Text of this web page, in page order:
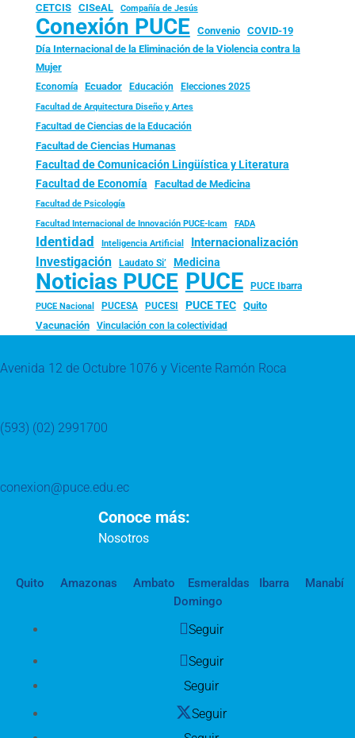
CETCIS CISeAL Compañía de Jesús
Conexión PUCE Convenio
COVID-19
Día Internacional de la Eliminación de la Violencia contra la
Mujer
Economía Ecuador Educación Elecciones 2025
Facultad de Arquitectura Diseño y Artes
Facultad de Ciencias de la Educación
Facultad de Ciencias Humanas
Facultad de Comunicación Lingüística y Literatura
Facultad de Economía Facultad de Medicina
Facultad de Psicología
Facultad Internacional de Innovación PUCE-Icam FADA
Identidad Inteligencia Artificial Internacionalización
Investigación Laudato Si’ Medicina
Noticias PUCE PUCE PUCE Ibarra
PUCE Nacional PUCESA PUCESI PUCE TEC
Quito
Vacunación
Vinculación con la colectividad
Avenida 12 de Octubre 1076 y Vicente Ramón Roca
(593) (02) 2991700
conexion@puce.edu.ec
Conoce más:
Nosotros
Quito Amazonas Ambato Esmeraldas Ibarra
Manabí
Domingo
Seguir
Seguir
Seguir
Seguir